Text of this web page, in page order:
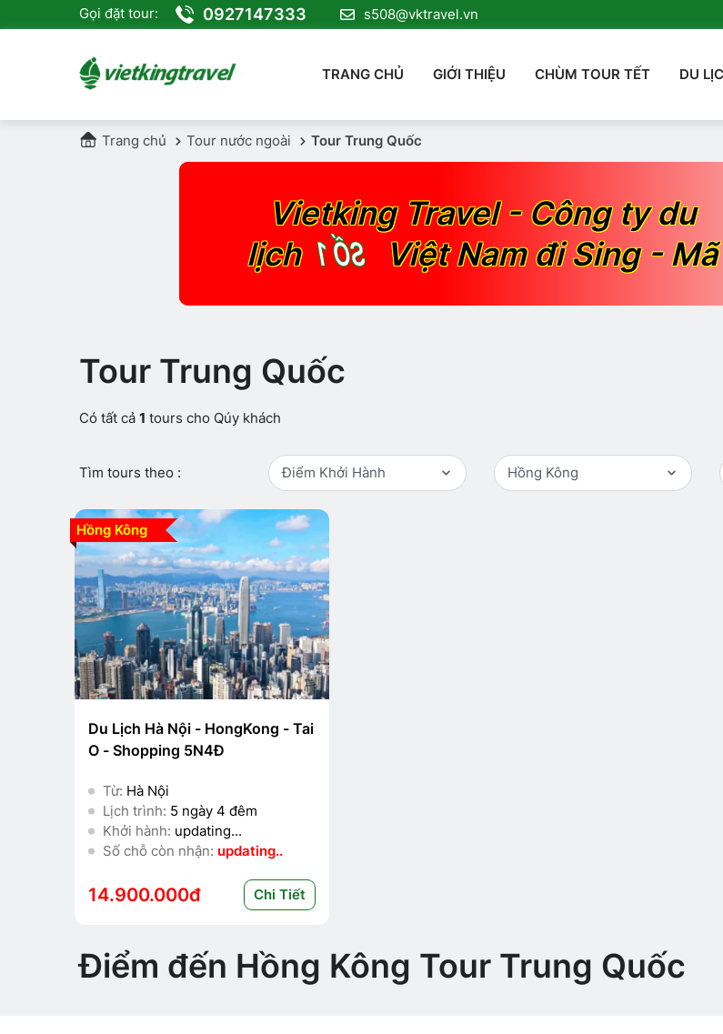
Gọi đặt tour: 0927147333 s508@vktravel.vn
TRANG CHỦ GIỚI THIỆU CHÙM TOUR TẾT DU
Trang chủ Tour nước ngoài Tour Trung Quốc
Vietking Travel - Công ty du
lịch SỐ 1 Việt Nam đi Sing - Mã
Tour Trung Quốc
Có tất cả 1 tours cho Qúy khách
Tìm tours theo : Điểm Khởi Hành Hồng Kông
Hồng Kông
Du Lịch Hà Nội - HongKong - Tai
O - Shopping 5N4Đ
Từ: Hà Nội
Lịch trình: 5 ngày 4 đêm
Khởi hành: updating...
Số chỗ còn nhận: updating..
14.900.000đ Chi Tiết
Điểm đến Hồng Kông Tour Trung Quốc